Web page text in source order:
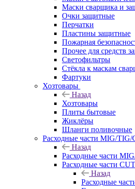
Маски сварщика и
Очки защитные
Перчатки
Пластины защитные
Пожарная
Прочее для средств
Светофильтры
Стёкла к маскам
Фартуки
Хозтовары
Назад
Хозтовары
Плиты бытовые
Жиклёры
Шланги поливочные
Расходные части MIG/TIG/
Назад
Расходные части
Расходные части CUT
Назад
Расходные